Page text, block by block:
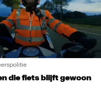
die fiets blijft gewoon